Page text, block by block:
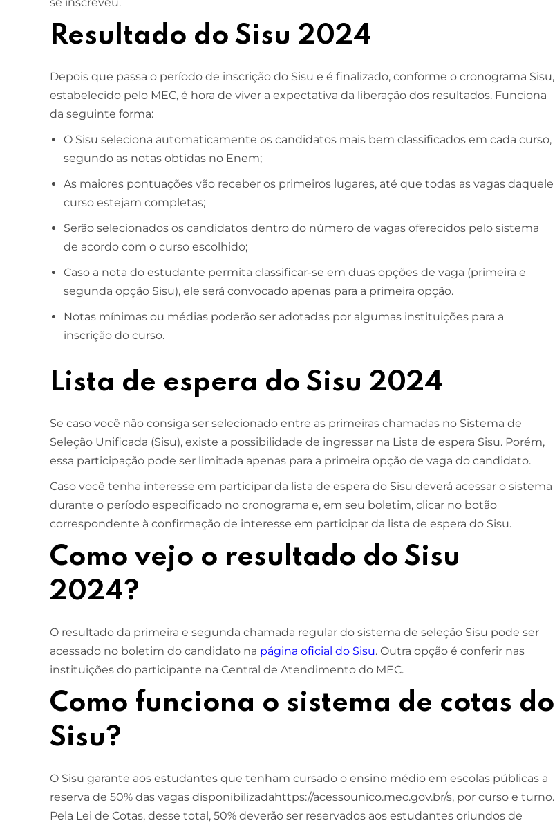
Resultado do Sisu 2024
Depois que passa o período de inscrição do Sisu e é finalizado, conforme o cronograma Sisu,
estabelecido pelo MEC, é hora de viver a expectativa da liberação dos resultados. Funciona
da seguinte forma:
O Sisu seleciona automaticamente os candidatos mais bem classificados em cada curso,
segundo as notas obtidas no Enem;
As maiores pontuações vão receber os primeiros lugares, até que todas as vagas daquele
curso estejam completas;
Serão selecionados os candidatos dentro do número de vagas oferecidos pelo sistema
de acordo com o curso escolhido;
Caso a nota do estudante permita classificar-se em duas opções de vaga (primeira e
segunda opção Sisu), ele será convocado apenas para a primeira opção.
Notas mínimas ou médias poderão ser adotadas por algumas instituições para a
inscrição do curso.
Lista de espera do Sisu 2024
Se caso você não consiga ser selecionado entre as primeiras chamadas no Sistema de
Seleção Unificada (Sisu), existe a possibilidade de ingressar na Lista de espera Sisu. Porém,
essa participação pode ser limitada apenas para a primeira opção de vaga do candidato.
Caso você tenha interesse em participar da lista de espera do Sisu deverá acessar o sistema
durante o período especificado no cronograma e, em seu boletim, clicar no botão
correspondente à confirmação de interesse em participar da lista de espera do Sisu.
Como vejo o resultado do Sisu
2024?
O resultado da primeira e segunda chamada regular do sistema de seleção Sisu pode ser
acessado no boletim do candidato na página oficial do Sisu. Outra opção é conferir nas
instituições do participante na Central de Atendimento do MEC.
Como funciona o sistema de cotas do
Sisu?
O Sisu garante aos estudantes que tenham cursado o ensino médio em escolas públicas a
reserva de 50% das vagas disponibilizadahttps://acessounico.mec.gov.br/s, por curso e turno.
Pela Lei de Cotas, desse total, 50% deverão ser reservados aos estudantes oriundos de